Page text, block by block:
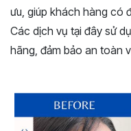
ưu, giúp khách hàng có
Các dịch vụ tại đây sử
hãng, đảm bảo an toàn